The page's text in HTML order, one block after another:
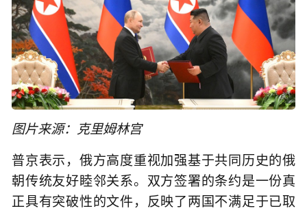
图片来源：克里姆林宫
普京表示，俄方高度重视加强基于共同历史的俄
朝传统友好睦邻关系。双方签署的条约是一份真
正具有突破性的文件，反映了两国不满足于已取